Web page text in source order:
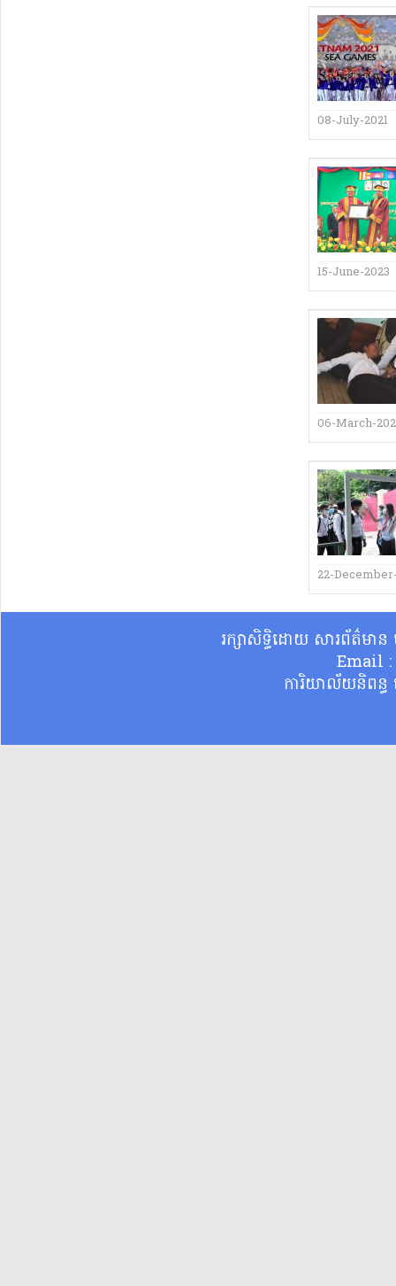
08-July-2021
15-June-2023
06-March-
22-
រក្សាសិទ្ធិដោយ សារព័ត៌មា
Email
ការិយាល័យនិពន្ធ